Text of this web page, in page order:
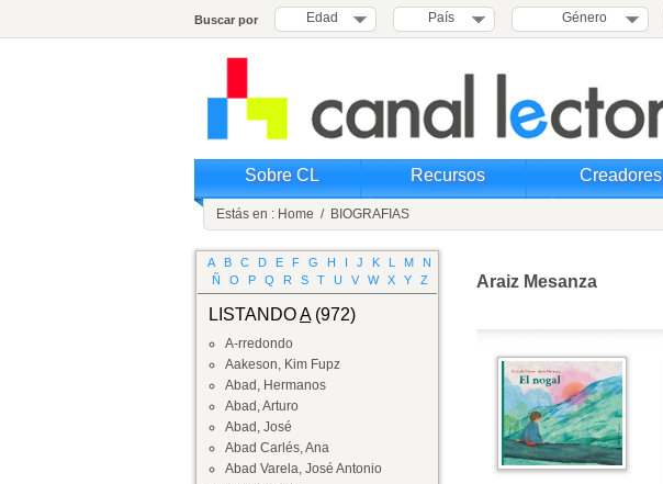
Buscar por Edad País Género
Sobre CL Recursos Creadores
Estás en : Home / BIOGRAFIAS
A B C D E F G H I J K L M
N
Ñ
O P Q R S T U V W X Y Z
LISTANDOA(972)
A-rredondo
Aakeson, Kim Fupz
Abad, Hermanos
Abad, Arturo
Abad, José
Abad Carlés, Ana
Abad Varela, José Antonio
Araiz Mesanza